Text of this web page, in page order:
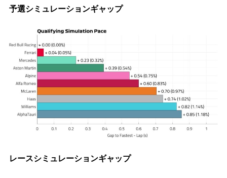
予選シミュレーションギャップ
レースシミュレーションギャップ